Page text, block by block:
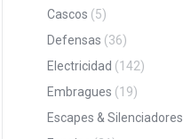
Cascos (5)
Defensas (36)
Electricidad (142)
Embragues (19)
Escapes & Silenciadores